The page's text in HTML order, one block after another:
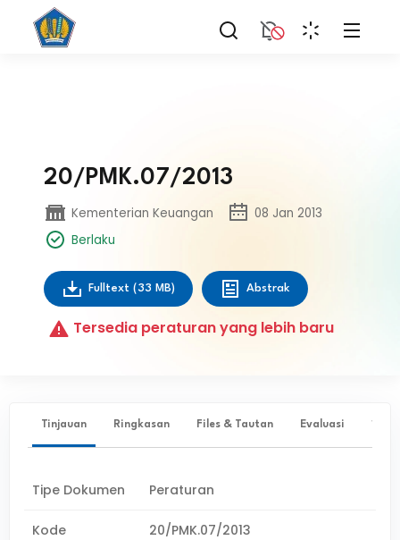
20/PMK.07/2013
Kementerian Keuangan
08 Jan 2013
Berlaku
Fulltext (33 MB) Abstrak
Tersedia peraturan yang lebih baru
Tinjauan Ringkasan Files & Tautan Evaluasi ✨
Tipe Dokumen Peraturan
Kode 20/PMK.07/2013